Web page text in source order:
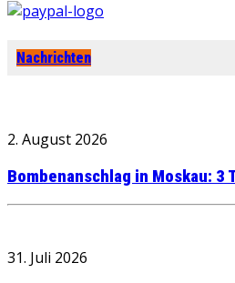
Nachrichten
2. August 2026
Bombenanschlag in Moskau: 3
31. Juli 2026